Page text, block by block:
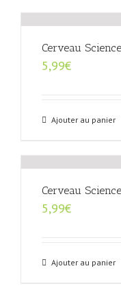
Cerveau
5,99€
Ajouter au panier
Cerveau
5,99€
Ajouter au panier